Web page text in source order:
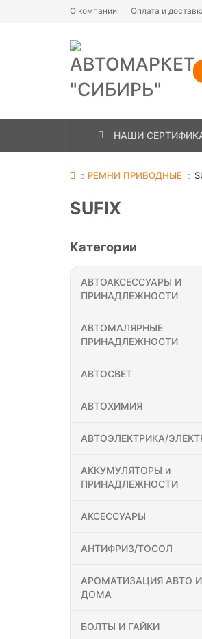
О компании Оплата и
НАШИ
РЕМНИ ПРИВОДНЫЕ
SUFIX
Категории
АВТОАКСЕССУАРЫ И
ПРИНАДЛЕЖНОСТИ
АВТОМАЛЯРНЫЕ
ПРИНАДЛЕЖНОСТИ
АВТОСВЕТ
АВТОХИМИЯ
АВТОЭЛЕКТРИКА/
АККУМУЛЯТОРЫ и
ПРИНАДЛЕЖНОСТИ
АКСЕССУАРЫ
АНТИФРИЗ/ТОСОЛ
АРОМАТИЗАЦИЯ АВТО И
ДОМА
БОЛТЫ И ГАЙКИ